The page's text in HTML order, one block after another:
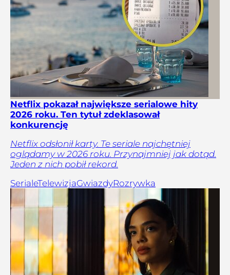
Netflix pokazał największe serialowe hity
2026 roku. Ten tytuł zdeklasował
konkurencję
Netflix odsłonił karty. Te seriale najchętniej
oglądamy w 2026 roku. Przynajmniej jak dotąd.
Jeden z nich pobił rekord.
SerialeTelewizjaGwiazdyRozrywka